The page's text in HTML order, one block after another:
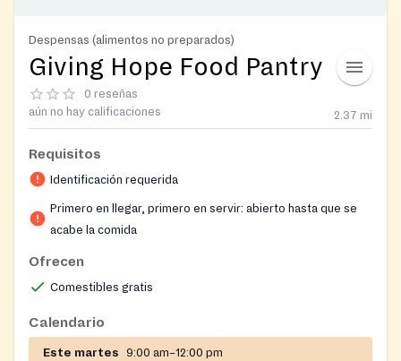
Despensas (alimentos no preparados)
Giving Hope Food Pantry
0 reseñas
aún no hay calificaciones
2.37 mi
Requisitos
Identificación requerida
Primero en llegar, primero en servir: abierto hasta que se
acabe la comida
Ofrecen
Comestibles gratis
Calendario
Este martes 9:00 am–12:00 pm